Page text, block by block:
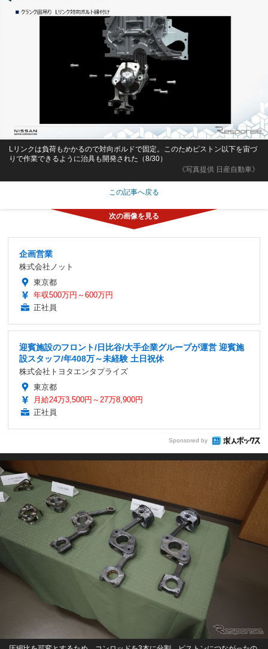
《写真提供 日産自動車》
Lリンクは負荷もかかるので対向ボルドで固定。このためピストン以下を宙づ
りで作業できるように治具も開発された（8/30）
この記事へ戻る
企画営業
株式会社ノット
東京都
年収500万円～600万円
正社員
迎賓施設のフロント/日比谷/大手企業グループが運営 迎賓施
設スタッフ/年408万～未経験 土日祝休
株式会社トヨタエンタプライズ
東京都
月給24万3,500円～27万8,900円
正社員
Sponsored by